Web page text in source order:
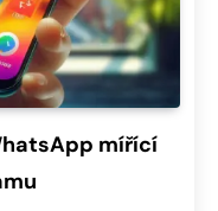
mířící